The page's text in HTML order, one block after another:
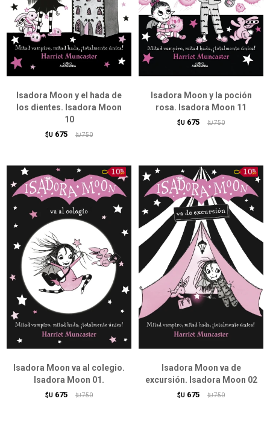
Isadora Moon y el hada de
los dientes. Isadora Moon
10
$U 675 $U 750
Isadora Moon y la poción
rosa. Isadora Moon 11
$U 675 $U 750
Isadora Moon va al colegio.
Isadora Moon 01.
$U 675 $U 750
Isadora Moon va de
excursión. Isadora Moon 02
$U 675 $U 750